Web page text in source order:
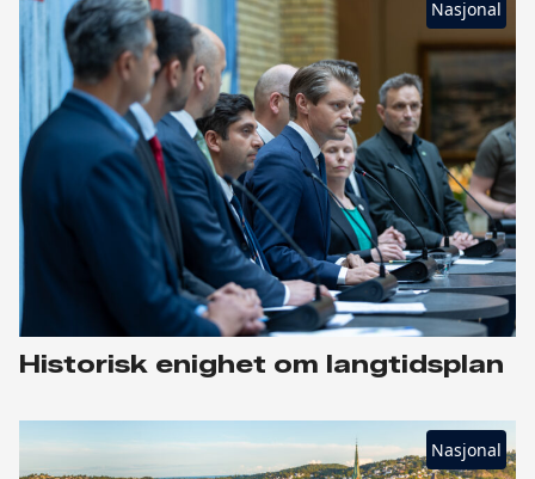
Nasjonal
Historisk enighet om langtidsplan
Nasjonal